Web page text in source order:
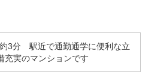
3分 駅近で通勤通学に便利な立
実のマンションです